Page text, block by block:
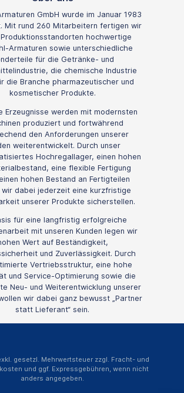
GmbH wurde im Januar 1983
Mit rund 260 Mitarbeitern fertigen wir
hochwertige
Armaturen sowie unterschiedliche
für die Getränke- und
die chemische Industrie
die Branche pharmazeutischer und
kosmetischer Produkte.
Erzeugnisse werden mit modernsten
produziert und fortwährend
den Anforderungen unserer
weiterentwickelt. Durch unser
Hochregallager, einen hohen
eine flexible Fertigung
hohen Bestand an Fertigteilen
wir dabei jederzeit eine kurzfristige
unserer Produkte sicherstellen.
für eine langfristig erfolgreiche
mit unseren Kunden legen wir
Wert auf Beständigkeit,
und Zuverlässigkeit. Durch
Vertriebsstruktur, eine hohe
und Service-Optimierung sowie die
Neu- und Weiterentwicklung unserer
wir dabei ganz bewusst „Partner
statt Lieferant“ sein.
gesetzl. Mehrwertsteuer zzgl. Fracht- und
und ggf. Expressgebühren, wenn nicht
anders angegeben.